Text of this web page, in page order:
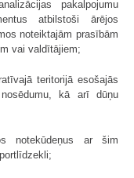
pakalpojumu
atbilstoši ārējos
noteiktajām prasībām
vai valdītājiem;
teritorijā esošajās
kā arī dūņu
notekūdeņus ar šim